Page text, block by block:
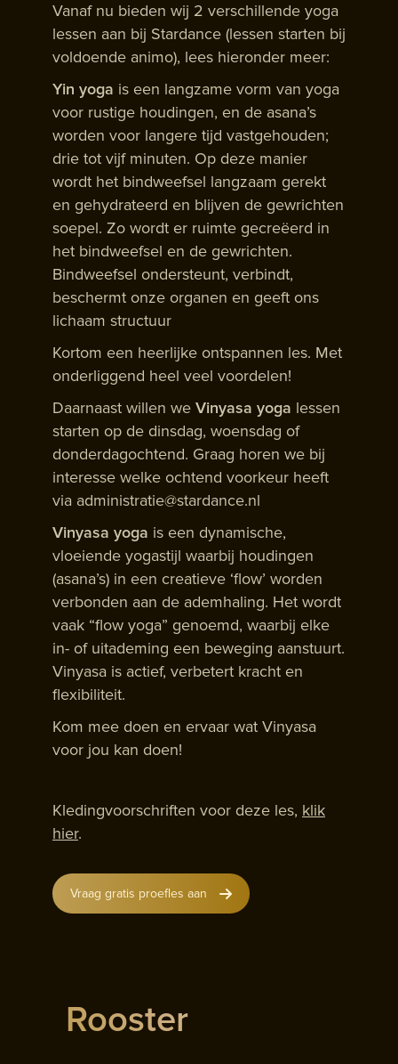
Vanaf nu bieden wij 2 verschillende yoga
lessen aan bij Stardance (lessen starten bij
voldoende animo), lees hieronder meer:
Yin yoga is een langzame vorm van yoga
voor rustige houdingen, en de asana’s
worden voor langere tijd vastgehouden;
drie tot vijf minuten. Op deze manier
wordt het bindweefsel langzaam gerekt
en gehydrateerd en blijven de gewrichten
soepel. Zo wordt er ruimte gecreëerd in
het bindweefsel en de gewrichten.
Bindweefsel ondersteunt, verbindt,
beschermt onze organen en geeft ons
lichaam structuur
Kortom een heerlijke ontspannen les. Met
onderliggend heel veel voordelen!
Daarnaast willen we Vinyasa yoga lessen
starten op de dinsdag, woensdag of
donderdagochtend. Graag horen we bij
interesse welke ochtend voorkeur heeft
via administratie@stardance.nl
Vinyasa yoga is een dynamische,
vloeiende yogastijl waarbij houdingen
(asana’s) in een creatieve ‘flow’ worden
verbonden aan de ademhaling. Het wordt
vaak “flow yoga” genoemd, waarbij elke
in- of uitademing een beweging aanstuurt.
Vinyasa is actief, verbetert kracht en
flexibiliteit.
Kom mee doen en ervaar wat Vinyasa
voor jou kan doen!
Kledingvoorschriften voor deze les, klik
hier.
Vraag gratis proefles aan
Rooster